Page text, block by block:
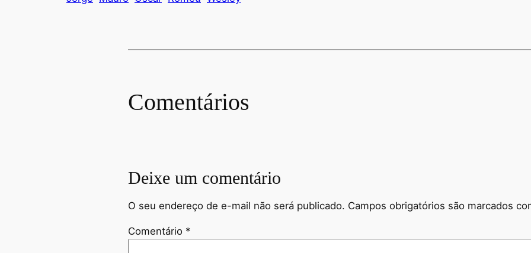
Comentários
Deixe um comentário
O seu endereço de e-mail não será publicado. Campos obrigatórios são marcados
Comentário *